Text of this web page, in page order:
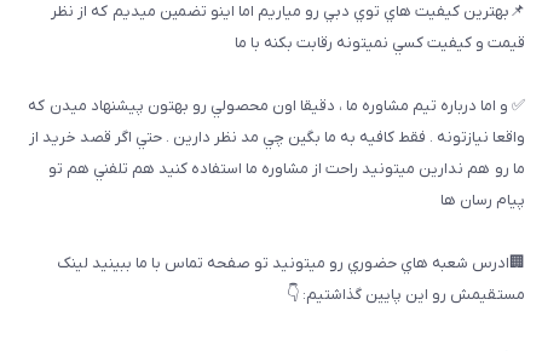
📌بهترين كيفيت هاي توي دبي رو مياريم اما اينو تضمين ميديم كه از نظر
قيمت و كيفيت كسي نميتونه رقابت بكنه با ما
✅ و اما درباره تيم مشاوره ما ، دقيقا اون محصولي رو بهتون پيشنهاد ميدن كه
واقعا نيازتونه . فقط كافيه به ما بگين چي مد نظر دارين . حتي اگر قصد خريد از
ما رو هم ندارين ميتونيد راحت از مشاوره ما استفاده كنيد هم تلفني هم تو
پيام رسان ها
🏢ادرس شعبه هاي حضوري رو ميتونيد تو صفحه تماس با ما ببینيد لینک
مستقیمش رو این پایین گذاشتیم: 👇